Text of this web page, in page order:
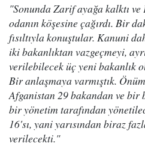
"Sonunda Zarif ayağa kalktı
odanın köşesine çağırdı. Bir
fısıltıyla konuştular. Kanuni
iki bakanlıktan vazgeçmeyi,
verilebilecek üç yeni bakanlık
Bir anlaşmaya varmıştık.
Afganistan 29 bakandan ve bir
bir yönetim tarafından
16'sı, yani yarısından biraz
verilecekti."